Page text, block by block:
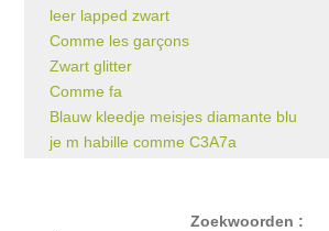
leer lapped zwart
Comme les garçons
Zwart glitter
Comme fa
Blauw kleedje meisjes diamante blu
je m habille comme C3A7a
Zoekwoorden :